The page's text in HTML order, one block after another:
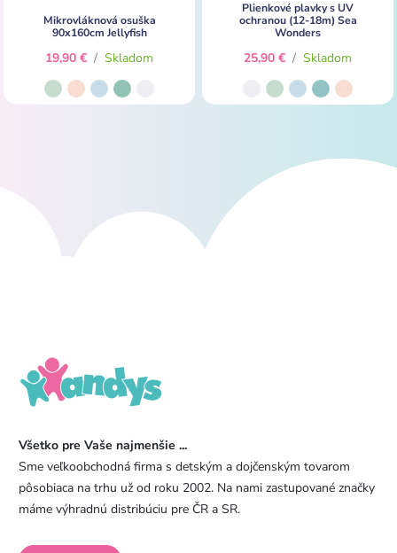
Mikrovláknová osuška
90x160cm Jellyfish
19,90 € / Skladom
Plienkové plavky s UV
ochranou (12-18m) Sea
Wonders
25,90 € / Skladom
Všetko pre Vaše najmenšie ...
Sme veľkoobchodná firma s detským a dojčenským tovarom
pôsobiaca na trhu už od roku 2002. Na nami zastupované značky
máme výhradnú distribúciu pre ČR a SR.